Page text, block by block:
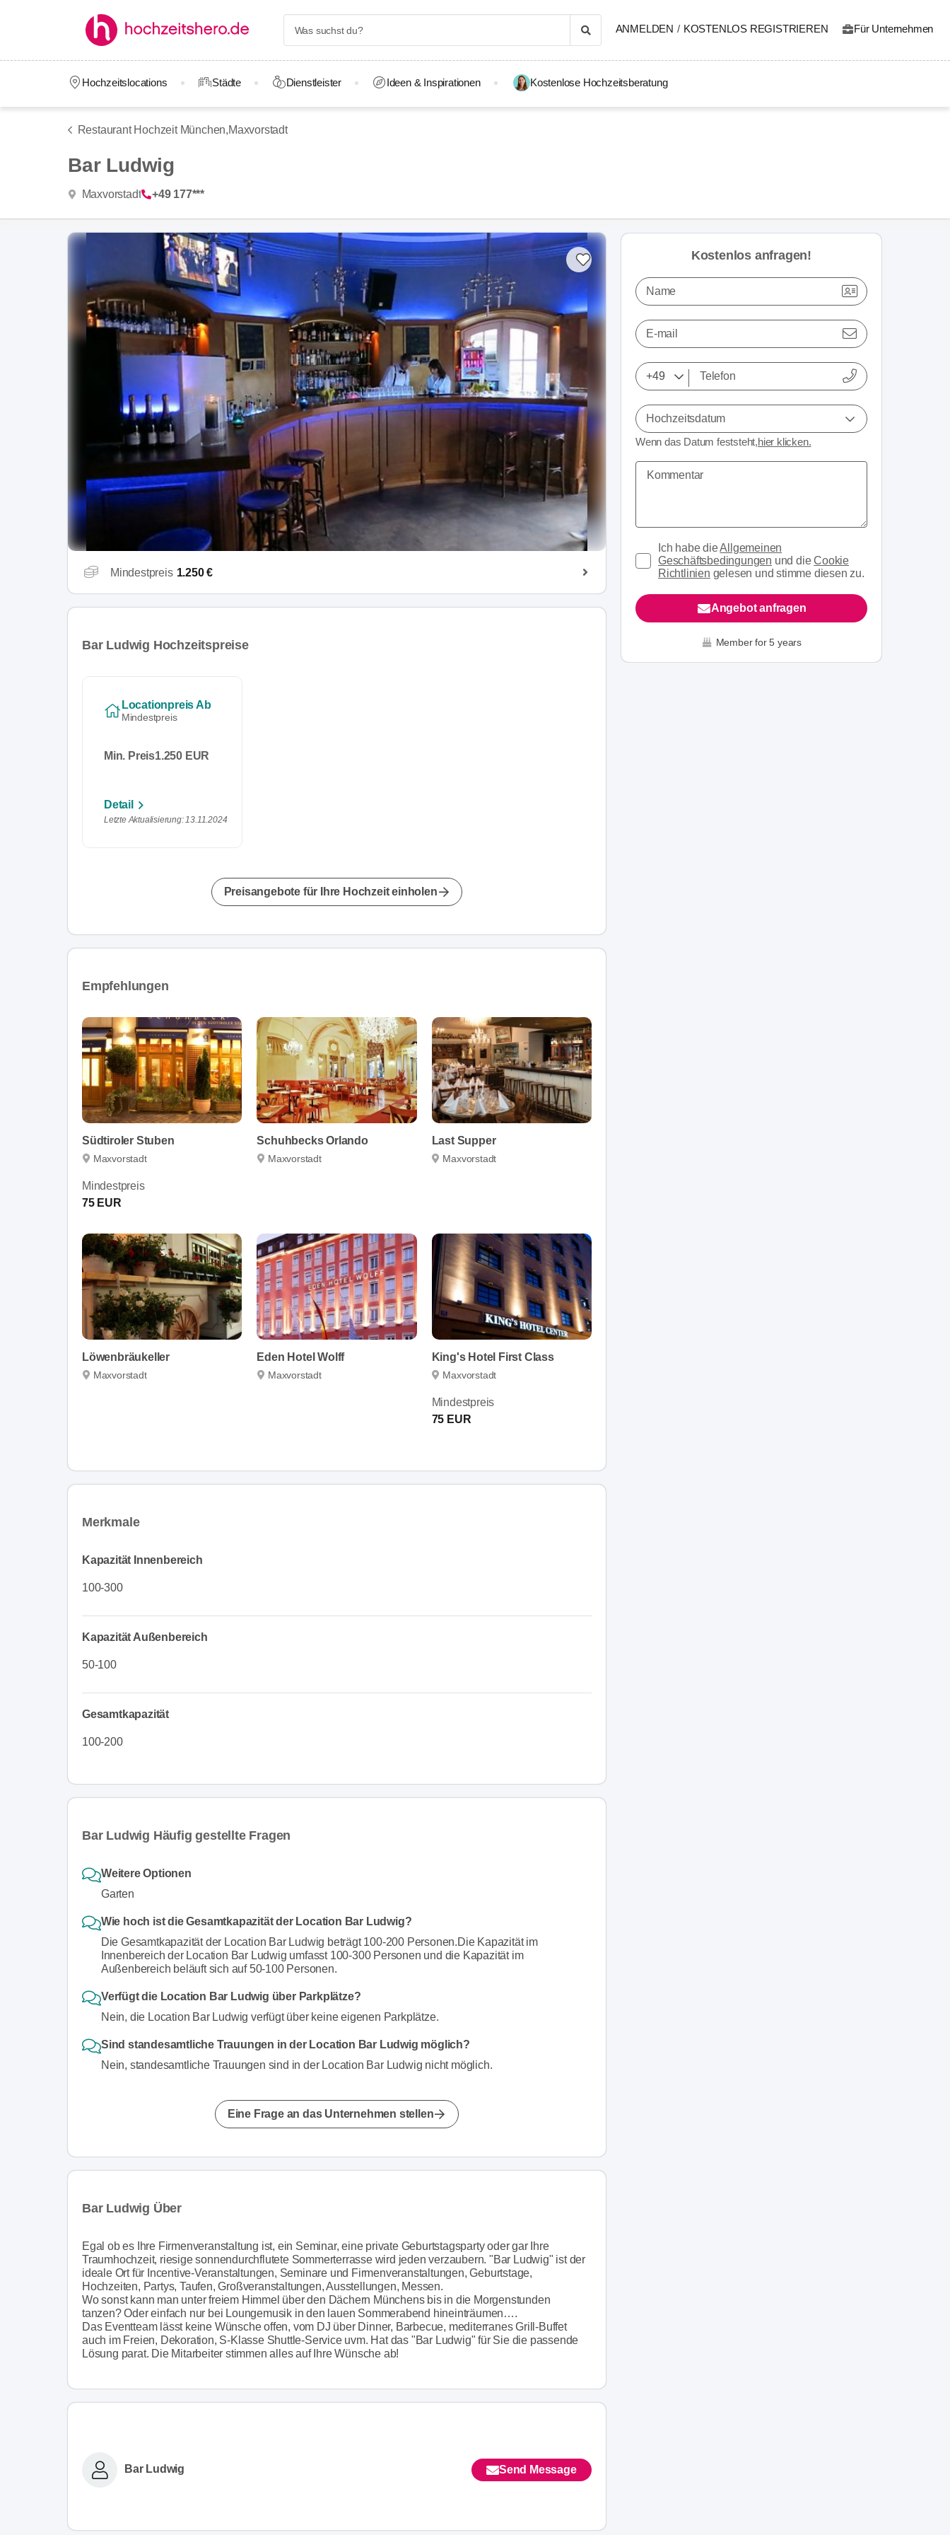
ANMELDEN / KOSTENLOS REGISTRIEREN Für Unternehmen
Hochzeitslocations Städte Dienstleister Ideen & Inspirationen Kostenlose Hochzeitsberatung
Restaurant Hochzeit München,Maxvorstadt
Bar Ludwig
Maxvorstadt +49 177***
Mindestpreis 1.250 €
Bar Ludwig Hochzeitspreise
Locationpreis Ab
Mindestpreis
Min. Preis1.250 EUR
Detail
Letzte Aktualisierung: 13.11.2024
Preisangebote für Ihre Hochzeit einholen
Empfehlungen
Südtiroler Stuben
Maxvorstadt
Mindestpreis
75 EUR
Schuhbecks Orlando
Maxvorstadt
Last Supper
Maxvorstadt
Löwenbräukeller
Maxvorstadt
Eden Hotel Wolff
Maxvorstadt
King's Hotel First Class
Maxvorstadt
Mindestpreis
75 EUR
Merkmale
Kapazität Innenbereich
100-300
Kapazität Außenbereich
50-100
Gesamtkapazität
100-200
Bar Ludwig Häufig gestellte Fragen
Weitere Optionen
Garten
Wie hoch ist die Gesamtkapazität der Location Bar Ludwig?
Die Gesamtkapazität der Location Bar Ludwig beträgt 100-200 Personen.Die Kapazität im
Innenbereich der Location Bar Ludwig umfasst 100-300 Personen und die Kapazität im
Außenbereich beläuft sich auf 50-100 Personen.
Verfügt die Location Bar Ludwig über Parkplätze?
Nein, die Location Bar Ludwig verfügt über keine eigenen Parkplätze.
Sind standesamtliche Trauungen in der Location Bar Ludwig möglich?
Nein, standesamtliche Trauungen sind in der Location Bar Ludwig nicht möglich.
Eine Frage an das Unternehmen stellen
Bar Ludwig Über
Egal ob es Ihre Firmenveranstaltung ist, ein Seminar, eine private Geburtstagsparty oder gar Ihre
Traumhochzeit, riesige sonnendurchflutete Sommerterrasse wird jeden verzaubern. "Bar Ludwig" ist der
ideale Ort für Incentive-Veranstaltungen, Seminare und Firmenveranstaltungen, Geburtstage,
Hochzeiten, Partys, Taufen, Großveranstaltungen, Ausstellungen, Messen.
Wo sonst kann man unter freiem Himmel über den Dächern Münchens bis in die Morgenstunden
tanzen? Oder einfach nur bei Loungemusik in den lauen Sommerabend hineinträumen….
Das Eventteam lässt keine Wünsche offen, vom DJ über Dinner, Barbecue, mediterranes Grill-Buffet
auch im Freien, Dekoration, S-Klasse Shuttle-Service uvm. Hat das "Bar Ludwig" für Sie die passende
Lösung parat. Die Mitarbeiter stimmen alles auf Ihre Wünsche ab!
Bar Ludwig Send Message
Kostenlos anfragen!
Name
E-mail
Hochzeitsdatum
Wenn das Datum feststeht,hier klicken.
Ich habe dieAllgemeinen
Geschäftsbedingungen und dieCookie
Richtlinien gelesen und stimme diesen zu.
Angebot anfragen
Member for 5 years